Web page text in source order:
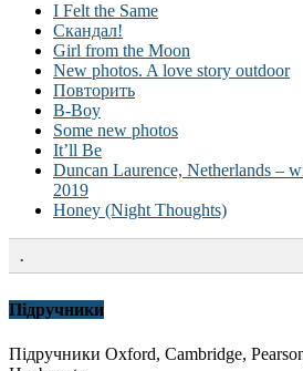
I Felt the Same
Скандал!
Girl from the Moon
New photos. A love story outdoor
Повторить
B-Boy
Some new photos
It’ll Be
Duncan Laurence, Netherlands –
2019
Honey (Night Thoughts)
.
Підручники
Підручники Oxford, Cambridge,